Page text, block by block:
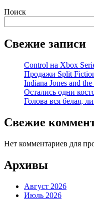
Поиск
Свежие записи
Control на Xbox
Продажи Split
Indiana Jones and
Остались одни
Голова вся белая,
Свежие
Нет комментариев для
Архивы
Август 2026
Июль 2026